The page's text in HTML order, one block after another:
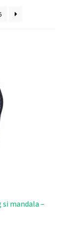
si mandala –